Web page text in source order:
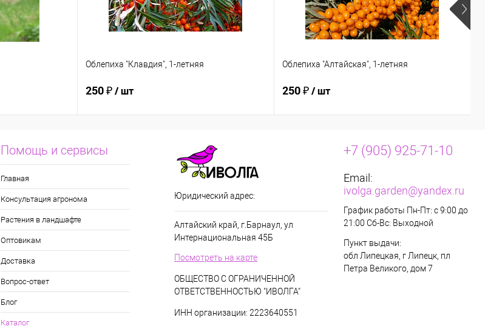
Облепиха "Клавдия", 1-летняя
250 ₽/ шт
Облепиха "Алтайская", 1-летняя
250 ₽/ шт
Помощь и сервисы
Главная
Консультация агронома
Растения в ландшафте
Оптовикам
Доставка
Вопрос-ответ
Блог
Каталог
Юридический адрес:
Алтайский край, г.Барнаул, ул
Интернациональная 45Б
Посмотреть на карте
ОБЩЕСТВО С ОГРАНИЧЕННОЙ
ОТВЕТСТВЕННОСТЬЮ "ИВОЛГА"
ИНН организации: 2223640551
+7 (905) 925-71-10
Email:
ivolga.garden@yandex.ru
График работы Пн-Пт: с 9:00 до
21:00 Сб-Вс: Выходной
Пункт выдачи:
обл Липецкая, г Липецк, пл
Петра Великого, дом 7